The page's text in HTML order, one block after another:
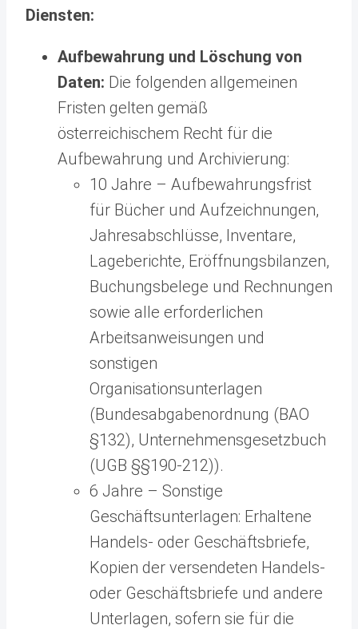
Diensten:
Aufbewahrung und Löschung von
Daten: Die folgenden allgemeinen
Fristen gelten gemäß
österreichischem Recht für die
Aufbewahrung und Archivierung:
10 Jahre – Aufbewahrungsfrist
für Bücher und Aufzeichnungen,
Jahresabschlüsse, Inventare,
Lageberichte, Eröffnungsbilanzen,
Buchungsbelege und Rechnungen
sowie alle erforderlichen
Arbeitsanweisungen und
sonstigen
Organisationsunterlagen
(Bundesabgabenordnung (BAO
§132), Unternehmensgesetzbuch
(UGB §§190-212)).
6 Jahre – Sonstige
Geschäftsunterlagen: Erhaltene
Handels- oder Geschäftsbriefe,
Kopien der versendeten Handels-
oder Geschäftsbriefe und andere
Unterlagen, sofern sie für die